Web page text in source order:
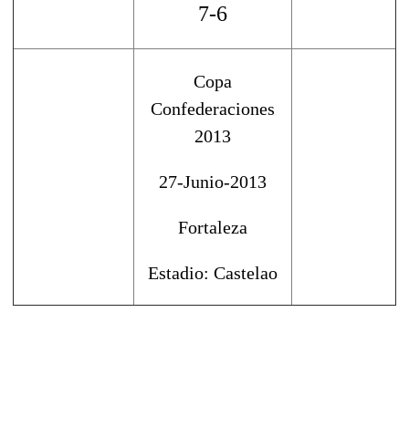
7-6
Copa
Confederaciones
2013
27-Junio-2013
Fortaleza
Estadio: Castelao